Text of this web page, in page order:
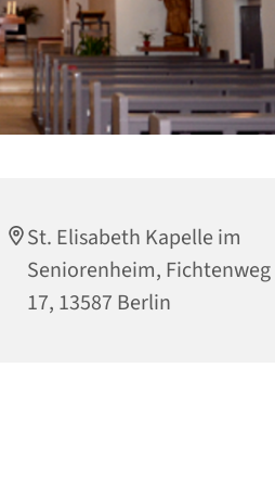
St. Elisabeth Kapelle im
Seniorenheim, Fichtenweg
17, 13587 Berlin